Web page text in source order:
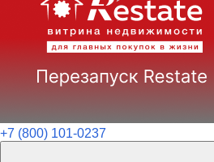
+7 (800) 101-0237